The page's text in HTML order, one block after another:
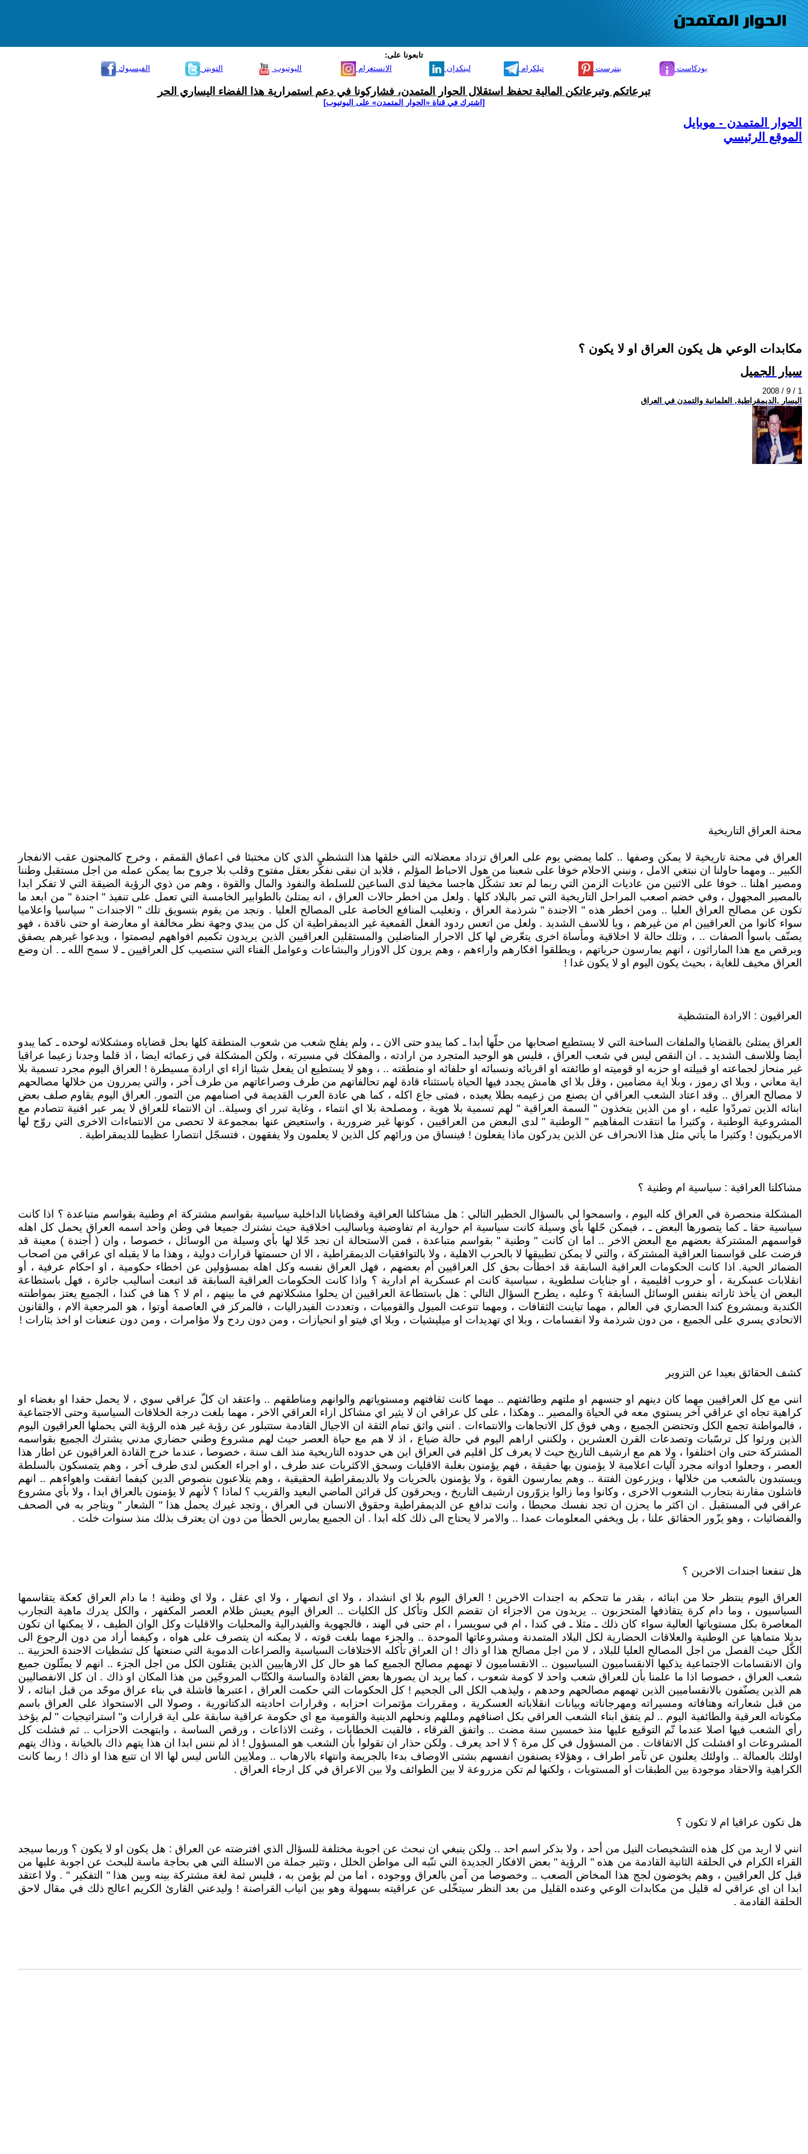
تابعونا على:
الفيسبوك
التويتر اليوتيوب الانستغرام لينكدإن تيلكرام بنترست بودكاست
تبرعاتكم وتبرعاتكن المالية تحفظ استقلال الحوار المتمدن، فشاركونا في دعم استمرارية هذا الفضاء اليساري الحر
[اشترك في قناة ‫«الحوار المتمدن» على اليوتيوب]
الحوار المتمدن - موبايل
الموقع الرئيسي
مكابدات الوعي هل يكون العراق او لا يكون ؟
سيار الجميل
2008 / 9 / 1
اليسار ,الديمقراطية, العلمانية والتمدن في العراق
محنة العراق التاريخية
العراق في محنة تاريخية لا يمكن وصفها .. كلما يمضي يوم على العراق تزداد معضلاته التي خلقها هذا التشظي الذي كان مختبئا في اعماق القمقم ، وخرج كالمجنون عقب الانفجار
الكبير .. ومهما حاولنا ان نبتغي الامل ، ونبني الاحلام خوفا على شعبنا من هول الاحباط المؤلم ، فلابد ان نبقى نفكّر بعقل مفتوح وقلب بلا جروح بما يمكن عمله من اجل مستقبل وطننا
ومصير اهلنا .. خوفا على الاثنين من عاديات الزمن التي ربما لم تعد تشكّل هاجسا مخيفا لدى الساعين للسلطة والنفوذ والمال والقوة ، وهم من ذوي الرؤية الضيقة التي لا تفكر ابدا
بالمصير المجهول ، وفي خضم اصعب المراحل التاريخية التي تمر بالبلاد كلها . ولعل من اخطر حالات العراق ، انه يمتلئ بالطوابير الخامسة التي تعمل على تنفيذ " اجندة " من ابعد ما
تكون عن مصالح العراق العليا .. ومن اخطر هذه " الاجندة " شرذمة العراق ، وتغليب المنافع الخاصة على المصالح العليا . ونجد من يقوم بتسويق تلك " الاجندات " سياسيا واعلاميا
سواء كانوا من العراقيين ام من غيرهم ، ويا للاسف الشديد . ولعل من اتعس ردود الفعل القمعية غير الديمقراطية ان كل من يبدي وجهة نظر مخالفة او معارضة او حتى ناقدة ، فهو
يصنّف باسوأ الصفات .. ، وتلك حالة لا اخلاقية ومأساة اخرى يتعّرض لها كل الاحرار المناضلين والمستقلين العراقيين الذين يريدون تكميم افواههم ليصمتوا ، ويدعوا غيرهم يصفق
ويرقص مع هذا الماراثون ، انهم يمارسون حرياتهم ، ويطلقوا افكارهم واراءهم ، وهم يرون كل الاوزار والبشاعات وعوامل الفناء التي ستصيب كل العراقيين ـ لا سمح الله ـ . ان وضع
العراق مخيف للغاية ، بحيث يكون اليوم او لا يكون غدا !
العراقيون : الارادة المتشظية
العراق يمتلئ بالقضايا والملفات الساخنة التي لا يستطيع اصحابها من حلّها أبدا ـ كما يبدو حتى الان ـ ، ولم يفلح شعب من شعوب المنطقة كلها بحل قضاياه ومشكلاته لوحده ـ كما يبدو
أيضا وللاسف الشديد ـ . ان النقص ليس في شعب العراق ، فليس هو الوحيد المتجرد من ارادته ، والمفكك في مسيرته ، ولكن المشكلة في زعمائه ايضا ، اذ قلما وجدنا زعيما عراقيا
غير منحاز لجماعته او قبيلته او حزبه او قوميته او طائفته او اقربائه ونسبائه او حلفائه او منطقته .. ، وهو لا يستطيع ان يفعل شيئا ازاء اي ارادة مسيطرة ! العراق اليوم مجرد تسمية بلا
اية معاني ، وبلا اي رموز ، وبلا اية مضامين ، وقل بلا اي هامش يجدد فيها الحياة باستثناء قادة لهم تحالفاتهم من طرف وصراعاتهم من طرف آخر ، والتي يمررون من خلالها مصالحهم
لا مصالح العراق .. وقد اعتاد الشعب العراقي ان يصنع من زعيمه بطلا يعبده ، فمتى جاع اكله ، كما هي عادة العرب القديمة في اصنامهم من التمور. العراق اليوم يقاوم صلف بعض
ابنائه الذين تمردّوا عليه ، او من الذين يتخذون " السمة العراقية " لهم تسمية بلا هوية ، ومصلحة بلا اي انتماء ، وغاية تبرر اي وسيلة.. ان الانتماء للعراق لا يمر عبر اقنية تتصادم مع
المشروعية الوطنية ، وكثيرا ما انتقدت المفاهيم " الوطنية " لدى البعض من العراقيين ، كونها غير ضرورية ، واستعيض عنها بمجموعة لا تحصى من الانتماءات الاخرى التي روّج لها
الامريكيون ! وكثيرا ما يأتي مثل هذا الانحراف عن الذين يدركون ماذا يفعلون ! فينساق من ورائهم كل الذين لا يعلمون ولا يفقهون ، فتسجّل انتصارا عظيما للديمقراطية .
مشاكلنا العراقية : سياسية ام وطنية ؟
المشكلة منحصرة في العراق كله اليوم ، واسمحوا لي بالسؤال الخطير التالي : هل مشاكلنا العراقية وقضايانا الداخلية سياسية بقواسم مشتركة ام وطنية بقواسم متباعدة ؟ اذا كانت
سياسية حقا ـ كما يتصورها البعض ـ ، فيمكن حّلها بأي وسيلة كانت سياسية ام حوارية ام تفاوضية وباساليب اخلاقية حيث نشترك جميعا في وطن واحد اسمه العراق يحمل كل اهله
قواسمهم المشتركة بعضهم مع البعض الاخر .. اما ان كانت " وطنية " بقواسم متباعدة ، فمن الاستحالة ان نجد حّلا لها بأي وسيلة من الوسائل ، خصوصا ، وان ( أجندة ) معينة قد
فرضت على قواسمنا العراقية المشتركة ، والتي لا يمكن تطبيقها لا بالحرب الاهلية ، ولا بالتوافقيات الديمقراطية ، الا ان حسمتها قرارات دولية ، وهذا ما لا يقبله اي عراقي من اصحاب
الضمائر الحية. اذا كانت الحكومات العراقية السابقة قد اخطأت بحق كل العراقيين أم بعضهم ، فهل العراق نفسه وكل اهله بمسؤولين عن اخطاء حكومية ، او احكام عرفية ، أو
انقلابات عسكرية ، أو حروب اقليمية ، او جنايات سلطوية ، سياسية كانت ام عسكرية ام ادارية ؟ واذا كانت الحكومات العراقية السابقة قد اتبعت أساليب جائرة ، فهل باستطاعة
البعض ان يأخذ ثاراته بنفس الوسائل السابقة ؟ وعليه ، يطرح السؤال التالي : هل باستطاعة العراقيين ان يحلوا مشكلاتهم في ما بينهم ، ام لا ؟ هنا في كندا ، الجميع يعتز بمواطنته
الكندية وبمشروع كندا الحضاري في العالم ، مهما تباينت الثقافات ، ومهما تنوعت الميول والقوميات ، وتعددت الفيدراليات ، فالمركز في العاصمة أوتوا ، هو المرجعية الام ، والقانون
الاتحادي يسري على الجميع ، من دون شرذمة ولا انقسامات ، وبلا اي تهديدات او ميليشيات ، وبلا اي فيتو او انحيازات ، ومن دون ردح ولا مؤامرات ، ومن دون عنعنات او اخذ بثارات !
كشف الحقائق بعيدا عن التزوير
انني مع كل العراقيين مهما كان دينهم او جنسهم او ملتهم وطائفتهم .. مهما كانت ثقافتهم ومستوياتهم والوانهم ومناطقهم .. واعتقد ان كلّ عراقي سوي ، لا يحمل حقدا او بغضاء او
كراهية تجاه اي عراقي آخر يستوي معه في الحياة والمصير .. وهكذا ، على كل عراقي ان لا يثير اي مشاكل ازاء العراقي الاخر ، مهما بلغت درجة الخلافات السياسية وحتى الاجتماعية
، فالمواطنة تجمع الكل وتحتضن الجميع ، وهي فوق كل الاتجاهات والانتماءات . انني واثق تمام الثقة ان الاجيال القادمة ستتبلور عن رؤية غير هذه الرؤية التي يحملها العراقيون اليوم
الذين ورثوا كل ترسّبات وتصدعات القرن العشرين ، ولكنني اراهم اليوم في حالة ضياع ، اذ لا هم مع حياة العصر حيث لهم مشروع وطني حضاري مدني يشترك الجميع بقواسمه
المشتركة حتى وان اختلفوا ، ولا هم مع ارشيف التاريخ حيث لا يعرف كل اقليم في العراق اين هي حدوده التاريخية منذ الف سنة ، خصوصا ، عندما خرج القادة العراقيون عن اطار هذا
العصر ، وجعلوا ادواته مجرد آليات اعلامية لا يؤمنون بها حقيقة ، فهم يؤمنون بغلبة الاقليات وسحق الاكثريات عند طرف ، او اجراء العكس لدى طرف آخر ، وهم يتمسكون بالسلطة
ويستبدون بالشعب من خلالها ، ويزرعون الفتنة .. وهم يمارسون القوة ، ولا يؤمنون بالحريات ولا بالديمقراطية الحقيقية ، وهم يتلاعبون بنصوص الدين كيفما اتفقت واهواءهم .. انهم
فاشلون مقارنة بتجارب الشعوب الاخرى ، وكانوا وما زالوا يزوّرون ارشيف التاريخ ، ويحرقون كل قرائن الماضي البعيد والقريب ؟ لماذا ؟ لأنهم لا يؤمنون بالعراق ابدا ، ولا بأي مشروع
عراقي في المستقبل . ان اكثر ما يحزن ان تجد نفسك محبطا ، وانت تدافع عن الديمقراطية وحقوق الانسان في العراق ، وتجد غيرك يحمل هذا " الشعار " ويتاجر به في الصحف
والفضائيات ، وهو يزّور الحقائق علنا ، بل ويخفي المعلومات عمدا .. والامر لا يحتاج الى ذلك كله ابدا . ان الجميع يمارس الخطأ من دون ان يعترف بذلك منذ سنوات خلت .
هل تنفعنا اجندات الاخرين ؟
العراق اليوم ينتظر حلا من ابنائه ، بقدر ما تتحكم به اجندات الاخرين ! العراق اليوم بلا اي انشداد ، ولا اي انصهار ، ولا اي عقل ، ولا اي وطنية ! ما دام العراق كعكة يتقاسمها
السياسيون ، وما دام كرة يتقاذفها المتحزبون .. يريدون من الاجزاء ان تقضم الكل وتأكل كل الكليات .. العراق اليوم يعيش ظلام العصر المكفهر ، والكل يدرك ماهية التجارب
المعاصرة بكل مستوياتها العالية سواء كان ذلك ـ مثلا ـ في كندا ، ام في سويسرا ، ام حتى في الهند ، فالجهوية والفيدرالية والمحليات والاقليات وكل الوان الطيف ، لا يمكنها ان تكون
بديلا متماهيا عن الوطنية والعلاقات الحضارية لكل البلاد المتمدنة ومشروعاتها الموحدة .. والجزء مهما بلغت قوته ، لا يمكنه ان يتصرف على هواه ، وكيفما أراد من دون الرجوع الى
الكّل حيث الفصل من اجل المصالح العليا للبلاد ، لا من اجل مصالح هذا او ذاك ! ان العراق تأكله الاختلافات السياسية والصراعات الدموية التي صنعتها كل تشظيات الاجندة الحزبية ..
وان الانقسامات الاجتماعية يذكيها الانقساميون السياسيون .. الانقساميون لا تهمهم مصالح الجميع كما هو حال كل الارهابيين الذين يقتلون الكل من اجل الجزء .. انهم لا يمثّلون جميع
شعب العراق ، خصوصا اذا ما علمنا بأن للعراق شعب واحد لا كومة شعوب ، كما يريد ان يصورها بعض القادة والساسة والكتّاب المروجّين من هذا المكان او ذاك . ان كل الانفصاليين
هم الذين يصنّفون بالانقساميين الذين تهمهم مصالحهم وحدهم ، وليذهب الكل الى الجحيم ! كل الحكومات التي حكمت العراق ، اعتبرها فاشلة في بناء عراق موحّد من قبل ابنائه ، لا
من قبل شعاراته وهتافاته ومسيراته ومهرجاناته وبيانات انقلاباته العسكرية ، ومقررات مؤتمرات احزابه ، وقرارات احاديته الدكتاتورية ، وصولا الى الاستحواذ على العراق باسم
مكوناته العرقية والطائفية اليوم .. لم يتفق ابناء الشعب العراقي بكل اصنافهم ومللهم ونحلهم الدينية والقومية مع اي حكومة عراقية سابقة على اية قرارات و" استراتيجيات " لم يؤخذ
رأي الشعب فيها اصلا عندما تّم التوقيع عليها منذ خمسين سنة مضت .. واتفق الفرقاء ، فالقيت الخطابات ، وغنت الاذاعات ، ورقص الساسة ، وابتهجت الاحزاب .. ثم فشلت كل
المشروعات او افشلت كل الاتفاقات . من المسؤول في كل مرة ؟ لا احد يعرف . ولكن حذار ان تقولوا بأن الشعب هو المسؤول ! اذ لم ننس ابدا ان هذا يتهم ذاك بالخيانة ، وذاك يتهم
اولئك بالعمالة .. واولئك يعلنون عن تآمر اطراف ، وهؤلاء يصنفون انفسهم بشتى الاوصاف بدءا بالجريمة وانتهاء بالارهاب .. وملايين الناس ليس لها الا ان تتبع هذا او ذاك ! ربما كانت
الكراهية والاحقاد موجودة بين الطبقات او المستويات ، ولكنها لم تكن مزروعة لا بين الطوائف ولا بين الاعراق في كل ارجاء العراق .
هل تكون عراقيا ام لا تكون ؟
انني لا اريد من كل هذه التشخيصات النيل من أحد ، ولا بذكر اسم احد .. ولكن ينبغي ان نبحث عن اجوبة مختلفة للسؤال الذي افترضته عن العراق : هل يكون او لا يكون ؟ وربما سيجد
القراء الكرام في الحلقة الثانية القادمة من هذه " الرؤية " بعض الافكار الجديدة التي تنّبه الى مواطن الخلل ، وتثير جملة من الاسئلة التي هي بحاجة ماسة للبحث عن اجوبة عليها من
قبل كل العراقيين ، وهم يخوضون لجج هذا المخاض الصعب .. وخصوصا من آمن بالعراق ووجوده ، اما من لم يؤمن به ، فليس ثمة لغة مشتركة بينه وبين هذا " التفكير " . ولا اعتقد
ابدا ان اي عراقي له قليل من مكابدات الوعي وعنده القليل من بعد النظر سيتخّلى عن عراقيته بسهولة وهو بين انياب القراصنة ! وليدعني القارئ الكريم اعالج ذلك في مقال لاحق
الحلقة القادمة .